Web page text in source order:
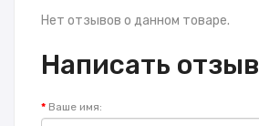
Нет отзывов о данном товаре.
Написать отзыв
Ваше имя: